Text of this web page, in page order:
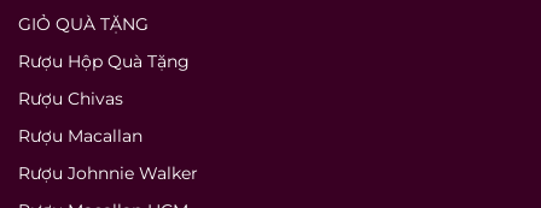
GIỎ QUÀ TẶNG
Rượu Hộp Quà Tặng
Rượu Chivas
Rượu Macallan
Rượu Johnnie Walker